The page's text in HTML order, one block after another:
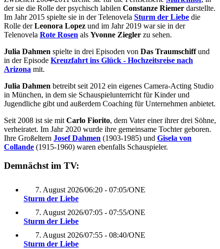
der sie die Rolle der psychisch labilen Constanze Riemer darstellte.
Im Jahr 2015 spielte sie in der Telenovela Sturm der Liebe die
Rolle derLeonora Lopez und im Jahr 2019 war sie in der
Telenovela Rote Rosen als Yvonne Ziegler zu sehen.
Julia Dahmen spielte in drei Episoden von Das Traumschiffund
in der Episode Kreuzfahrt ins Glück - Hochzeitsreise nach
Arizona mit.
Julia Dahmen betreibt seit 2012 ein eigenes Camera-Acting Studio
in München, in dem sie Schauspielunterricht für Kinder und
Jugendliche gibt und außerdem Coaching für Unternehmen anbietet.
Seit 2008 ist sie mit Carlo Fiorito, dem Vater einer ihrer drei Söhne,
verheiratet. Im Jahr 2020 wurde ihre gemeinsame Tochter geboren.
Ihre Großeltern Josef Dahmen (1903-1985) und Gisela von
Collande (1915-1960) waren ebenfalls Schauspieler.
Demnächst im TV:
7. August 2026/06:20 - 07:05/ONE
Sturm der Liebe
7. August 2026/07:05 - 07:55/ONE
Sturm der Liebe
7. August 2026/07:55 - 08:40/ONE
Sturm der Liebe